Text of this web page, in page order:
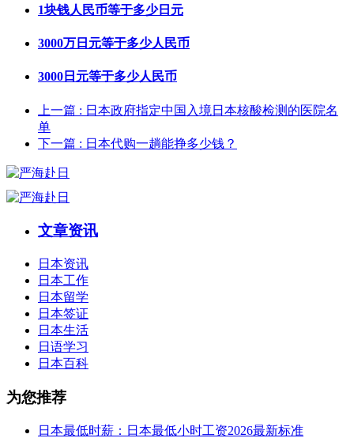
1块钱人民币等于多少日元
3000万日元等于多少人民币
3000日元等于多少人民币
上一篇 : 日本政府指定中国入境日本核酸检测的医院名
单
下一篇 : 日本代购一趟能挣多少钱？
文章资讯
日本资讯
日本工作
日本留学
日本签证
日本生活
日语学习
日本百科
为您推荐
日本最低时薪：日本最低小时工资2026最新标准